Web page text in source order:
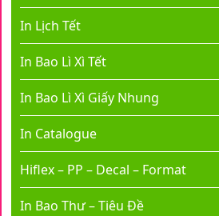
In Lịch Tết
In Bao Lì Xì Tết
In Bao Lì Xì Giấy Nhung
In Catalogue
Hiflex – PP – Decal – Format
In Bao Thư – Tiêu Đề